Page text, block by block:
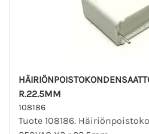
R.22.5MM
108186
Tuote 108186.